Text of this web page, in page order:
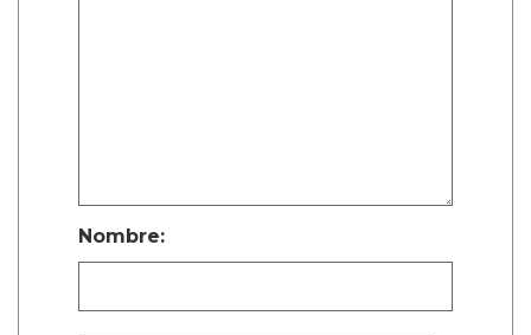
Nombre: